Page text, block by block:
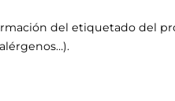
del etiquetado del